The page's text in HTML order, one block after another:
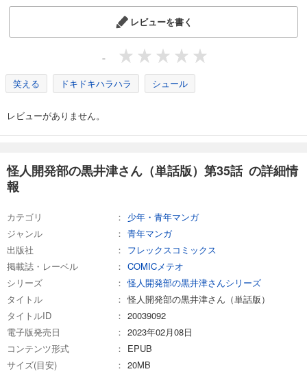
165円 (税込)
あらすじを表示する
怪人開発部の黒井津さん（単話版）第43話
怪人開発部の黒井津さん（単話版）第45話
レビューを書く
-
笑える ドキドキハラハラ シュール
レビューがありません。
怪人開発部の黒井津さん（単話版）第35話 の詳細情
報
カテゴリ
少年・青年マンガ
ジャンル
青年マンガ
出版社
フレックスコミックス
掲載誌・レーベル
COMICメテオ
シリーズ
怪人開発部の黒井津さんシリーズ
タイトル
怪人開発部の黒井津さん（単話版）
タイトルID
20039092
電子版発売日
2023年02月08日
コンテンツ形式
EPUB
サイズ(目安)
20MB